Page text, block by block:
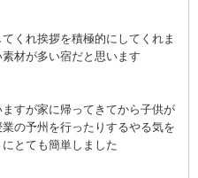
くれ挨拶を積極的にしてくれま
材が多い宿だと思います
すが家に帰ってきてから子供が
の予州を行ったりするやる気を
とても簡単しました